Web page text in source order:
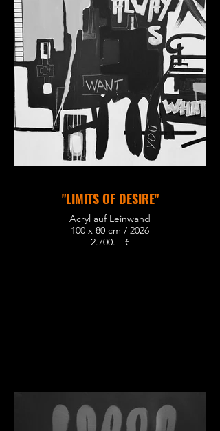
"LIMITS OF DESIRE"
Acryl auf Leinwand
100 x 80 cm / 2026
2.700.-- €